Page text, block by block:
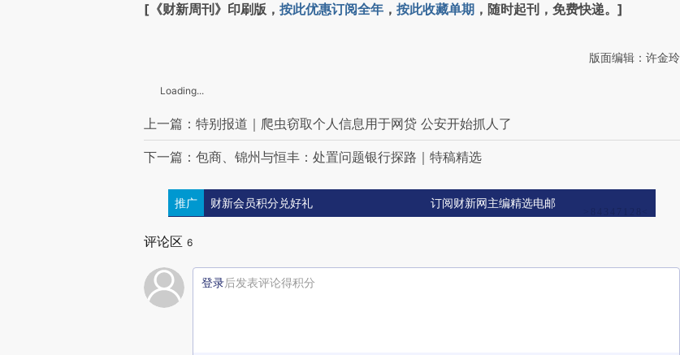
[《财新周刊》印刷版， 按此优惠订阅全年 ， 按此收藏单期 ，随时起刊，免费快递。]
版面编辑：许金玲
Loading...
上一篇：特别报道｜爬虫窃取个人信息用于网贷 公安开始抓人了
下一篇：包商、锦州与恒丰：处置问题银行探路｜特稿精选
推广 财新会员积分兑好礼 订阅财新网主编精选电邮
评论区 6
登录后发表评论得积分